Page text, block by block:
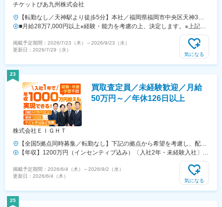
チケットぴあ九州株式会社
【転勤なし／天神駅より徒歩5分】本社／福岡県福岡市中央区天神3丁
目15-24 三天第一ビル5F※転居を伴う転勤はありません。※業務によ
り、九州・沖縄エリアのスタジアムやイベント会場などでの現場対応が
発生する場合があります。＜アクセス＞福岡市地下鉄空港線「天神駅」
中央口より徒歩5分※受動喫煙対策：オフィス内禁煙・分煙
■月給28万7,000円以上※経験・能力を考慮の上、決定します。※上記月
給には固定残業代（38時間分／6万7,000円～）を含みます。※固定残業
時間を超過した場合は、別途残業代を支給します。
掲載予定期間： 2026/7/23（木） ～2026/9/23（水）
更新日： 2026/7/29（水）
気になる
23
買取査定員／未経験歓迎／月給
50万円～／年休126日以上
株式会社ＥＩＧＨＴ
【全国5拠点同時募集／転勤なし】下記の拠点から希望を考慮し、配属
先を決定します。※福岡支店はオープン間もない支店です！オープニン
グスタッフとして活躍いただけます！【本社】大阪府大阪市淀川区西中
島5-13-14新大阪GTCビル4階【東京支店】東京都台東区東上野3-8-6シ
ミヤビル3階【宇都宮支店】栃木県宇都宮市宿郷1-12-12エイシンビル7
【年収】1200万円（インセンティブ込み）〔入社2年・未経験入社〕
【年収】1000万円（インセンティブ込み）〔入社1年・未経験入社〕
掲載予定期間： 2026/6/4（木） ～2026/9/2（水）
更新日： 2026/6/4（木）
気になる
25